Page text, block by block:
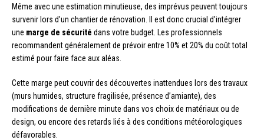
Même avec une estimation minutieuse, des imprévus peuvent toujours
survenir lors d’un chantier de rénovation. Il est donc crucial d’intégrer
une marge de sécurité dans votre budget. Les professionnels
recommandent généralement de prévoir entre 10% et 20% du coût total
estimé pour faire face aux aléas.
Cette marge peut couvrir des découvertes inattendues lors des travaux
(murs humides, structure fragilisée, présence d’amiante), des
modifications de dernière minute dans vos choix de matériaux ou de
design, ou encore des retards liés à des conditions météorologiques
défavorables.